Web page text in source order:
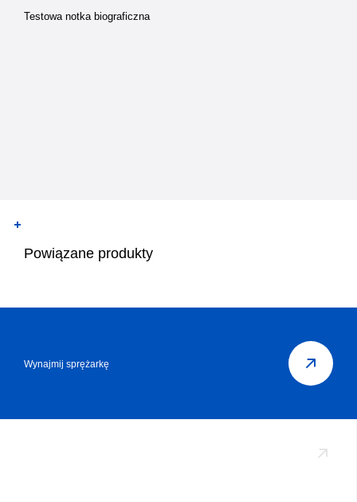
Testowa notka biograficzna
Powiązane produkty
Wynajmij sprężarkę